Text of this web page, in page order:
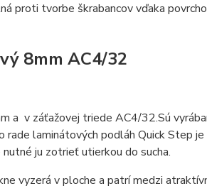
proti tvorbe škrabancov vďaka
8mm AC4/32
a v záťažovej triede AC4/32.Sú
laminátových podláh Quick Step
ju zotrieť utierkou do sucha.
vyzerá v ploche a patrí medzi